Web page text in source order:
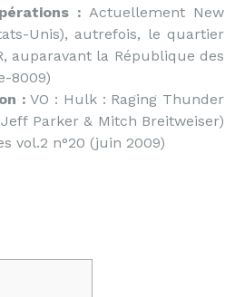
: Actuellement New
Unis), autrefois, le quartier
auparavant la République des
8009)
: VO : Hulk : Raging Thunder
Parker & Mitch Breitweiser)
vol.2 n°20 (juin 2009)